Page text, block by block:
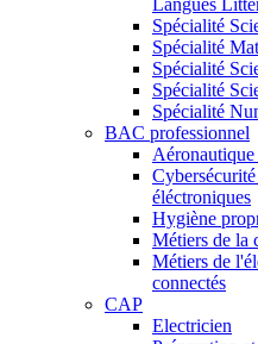
Langues
Spécialité
Spécialité
Spécialité
Spécialité
Spécialité
BAC professionnel
éléctroniques
Hygiène
Métiers de la
Métiers de
connectés
CAP
Electricien